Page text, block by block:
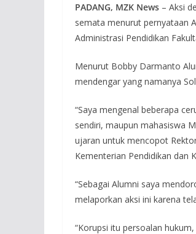
PADANG, MZK News – Aksi
semata menurut pernyataan
Administrasi Pendidikan
Menurut Bobby Darmanto
mendengar yang namanya
“Saya mengenal beberapa
sendiri, maupun mahasiswa
ujaran untuk mencopot
Kementerian Pendidikan dan
“Sebagai Alumni saya
melaporkan aksi ini karena
“Korupsi itu persoalan